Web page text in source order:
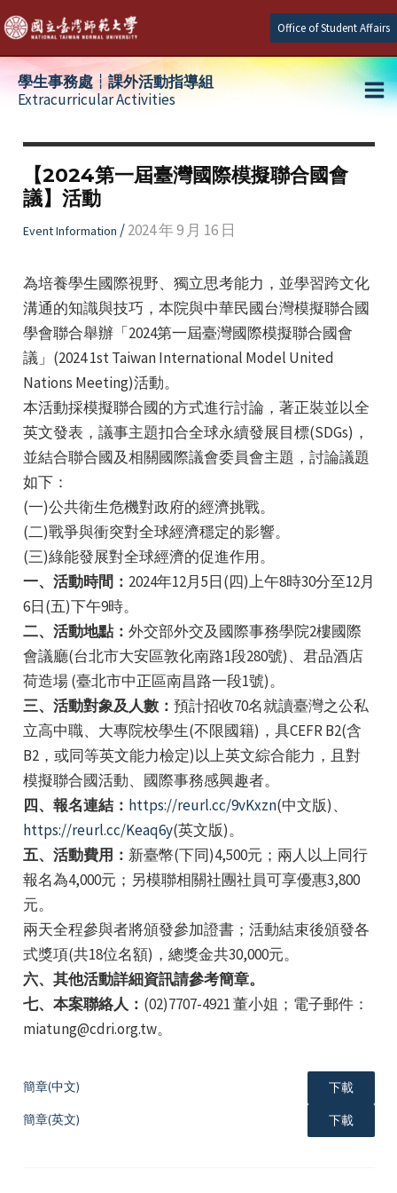
Skip
to
content
Office of Student Affairs
學生事務處┆課外活動指導組
Extracurricular Activities
【2024第一屆臺灣國際模擬聯合國會
議】活動
Event Information /2024 年 9 月 16 日
為培養學生國際視野、獨立思考能力，並學習跨文化
溝通的知識與技巧，本院與中華民國台灣模擬聯合國
學會聯合舉辦「2024第一屆臺灣國際模擬聯合國會
議」(2024 1st Taiwan International Model United
Nations Meeting)活動。
本活動採模擬聯合國的方式進行討論，著正裝並以全
英文發表，議事主題扣合全球永續發展目標(SDGs)，
並結合聯合國及相關國際議會委員會主題，討論議題
如下：
(一)公共衛生危機對政府的經濟挑戰。
(二)戰爭與衝突對全球經濟穩定的影響。
(三)綠能發展對全球經濟的促進作用。
一、活動時間： 2024年12月5日(四)上午8時30分至12月
6日(五)下午9時。
二、活動地點： 外交部外交及國際事務學院2樓國際
會議廳(台北市大安區敦化南路1段280號)、君品酒店
荷造場 (臺北市中正區南昌路一段1號)。
三、活動對象及人數： 預計招收70名就讀臺灣之公私
立高中職、大專院校學生(不限國籍)，具CEFR B2(含
B2，或同等英文能力檢定)以上英文綜合能力，且對
模擬聯合國活動、國際事務感興趣者。
四、報名連結： https://reurl.cc/9vKxzn(中文版)、
https://reurl.cc/Keaq6y(英文版)。
五、活動費用： 新臺幣(下同)4,500元；兩人以上同行
報名為4,000元；另模聯相關社團社員可享優惠3,800
元。
兩天全程參與者將頒發參加證書；活動結束後頒發各
式獎項(共18位名額)，總獎金共30,000元。
六、其他活動詳細資訊請參考簡章。
七、本案聯絡人： (02)7707-4921 董小姐；電子郵件：
miatung@cdri.org.tw。
簡章(中文) 下載
簡章(英文) 下載